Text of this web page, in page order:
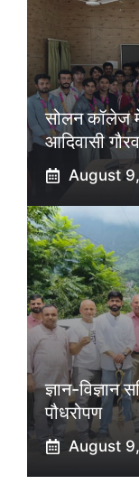
सोलन कॉलेज
आदिवासी
August
ज्ञान-
पौधरोपण
August